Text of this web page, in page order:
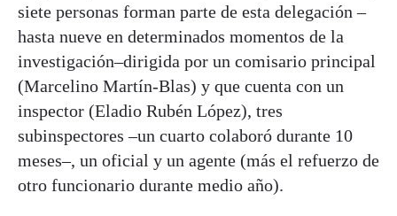
siete personas forman parte de esta delegación –
hasta nueve en determinados momentos de la
investigación–dirigida por un comisario principal
(Marcelino Martín-Blas) y que cuenta con un
inspector (Eladio Rubén López), tres
subinspectores –un cuarto colaboró durante 10
meses–, un oficial y un agente (más el refuerzo de
otro funcionario durante medio año).